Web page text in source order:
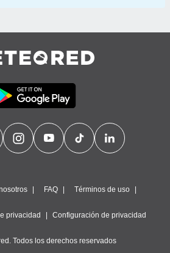
FAQ Términos de uso
privacidad Configuración de privacidad
Todos los derechos reservados